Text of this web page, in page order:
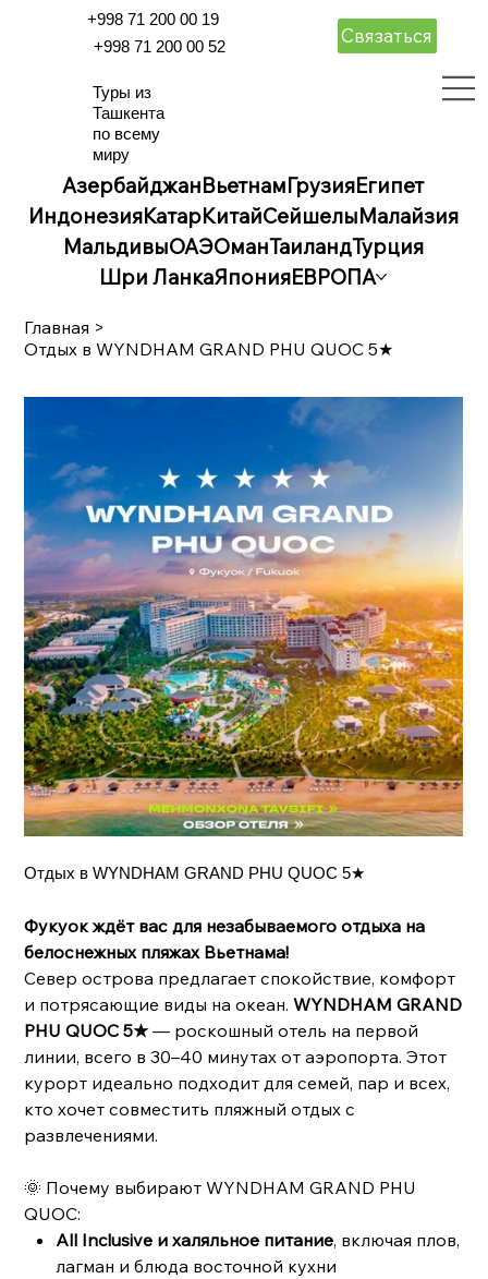
+998 71 200 00 19
+998 71 200 00 52
Связаться
Туры из
Ташкента
по всему
миру
АзербайджанВьетнамГрузияЕгипет
ИндонезияКатарКитайСейшелыМалайзия
МальдивыОАЭОманТаиландТурция
Шри ЛанкаЯпонияЕВРОПА
Главная >
Отдых в WYNDHAM GRAND PHU QUOC 5★
Отдых в WYNDHAM GRAND PHU QUOC 5★
Фукуок ждёт вас для незабываемого отдыха на
белоснежных пляжах Вьетнама!
Север острова предлагает спокойствие, комфорт
и потрясающие виды на океан.WYNDHAM GRAND
PHU QUOC 5★— роскошный отель на первой
линии, всего в 30–40 минутах от аэропорта. Этот
курорт идеально подходит для семей, пар и всех,
кто хочет совместить пляжный отдых с
развлечениями.
🌞 Почему выбирают WYNDHAM GRAND PHU
QUOC:
All Inclusive и халяльное питание, включая плов,
лагман и блюда восточной кухни